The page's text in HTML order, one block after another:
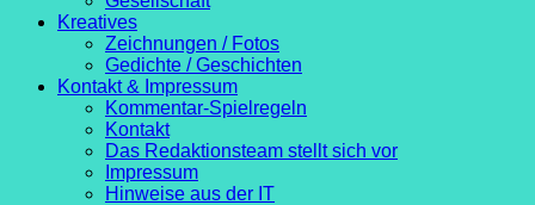
Kreatives
Zeichnungen / Fotos
Gedichte / Geschichten
Kontakt & Impressum
Kommentar-Spielregeln
Kontakt
Das Redaktionsteam stellt sich vor
Impressum
Hinweise aus der IT